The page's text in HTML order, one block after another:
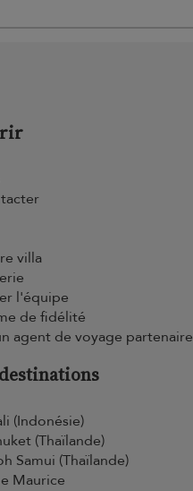
villa
l'équipe
de fidélité
agent de voyage partenaire
(Indonésie)
(Thaïlande)
Samui (Thaïlande)
Maurice